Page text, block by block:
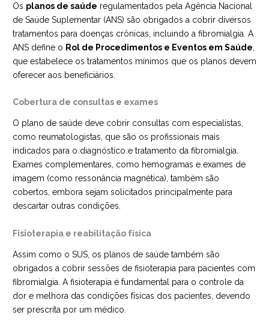
Os planos de saúde regulamentados pela Agência Nacional
de Saúde Suplementar (ANS) são obrigados a cobrir diversos
tratamentos para doenças crônicas, incluindo a fibromialgia. A
ANS define o Rol de Procedimentos e Eventos em Saúde
que estabelece os tratamentos mínimos que os planos devem
oferecer aos beneficiários.
Cobertura de consultas e exames
O plano de saúde deve cobrir consultas com especialistas,
como reumatologistas, que são os profissionais mais
indicados para o diagnóstico e tratamento da fibromialgia.
Exames complementares, como hemogramas e exames de
imagem (como ressonância magnética), também são
cobertos, embora sejam solicitados principalmente para
descartar outras condições.
Fisioterapia e reabilitação física
Assim como o SUS, os planos de saúde também são
obrigados a cobrir sessões de fisioterapia para pacientes com
fibromialgia. A fisioterapia é fundamental para o controle da
dor e melhora das condições físicas dos pacientes, devendo
ser prescrita por um médico.